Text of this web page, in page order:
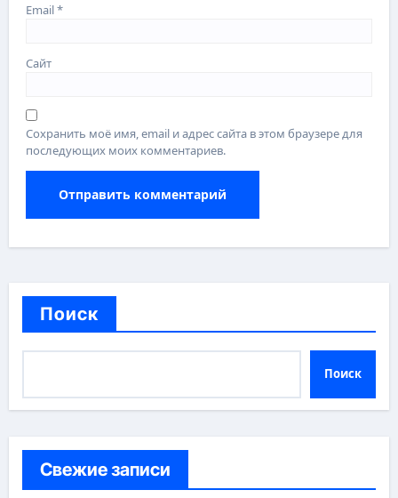
Email*
Сайт
Сохранить моё имя, email и адрес сайта в этом браузере для
последующих моих комментариев.
Поиск
Поиск
Свежие записи